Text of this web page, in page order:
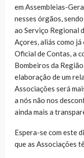
em Assembleias-
nesses órgãos,
ao Serviço Regional
Açores, aliás como
Oficial de Contas, a
Bombeiros da
elaboração de um
Associações será
a nós não nos
ainda mais a
Espera-se com este
que as Associações